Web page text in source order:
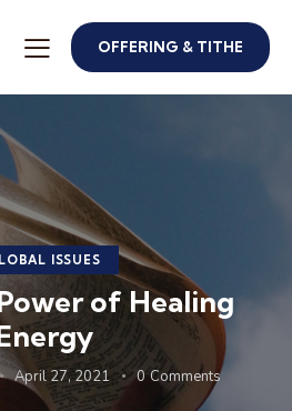
OFFERING & TITHE
ISSUES
of Healing
April 27, 2021 0 Comments